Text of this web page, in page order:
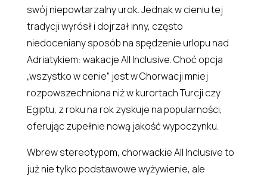
swój niepowtarzalny urok. Jednak w cieniu tej
tradycji wyrósł i dojrzał inny, często
niedoceniany sposób na spędzenie urlopu nad
Adriatykiem: wakacje All Inclusive. Choć opcja
„wszystko w cenie” jest w Chorwacji mniej
rozpowszechniona niż w kurortach Turcji czy
Egiptu, z roku na rok zyskuje na popularności,
oferując zupełnie nową jakość wypoczynku.
Wbrew stereotypom, chorwackie All Inclusive to
już nie tylko podstawowe wyżywienie, ale